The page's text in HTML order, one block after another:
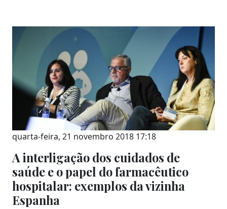
quarta-feira, 21 novembro 2018 17:18
A interligação dos cuidados de
saúde e o papel do farmacêutico
hospitalar: exemplos da vizinha
Espanha